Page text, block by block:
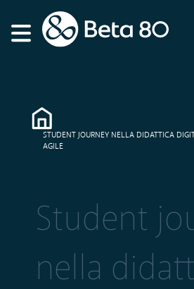
STUDENT JOURNEY NELLA DIDATTICA
AGILE
Student
nella